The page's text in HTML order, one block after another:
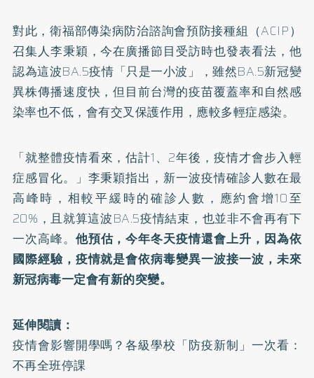
對此，衛福部傳染病防治諮詢會預防接種組（ACIP）
召集人李秉穎，今在廣播節目受訪時也發表看法，他
認為這波BA.5疫情「只是一小波」，雖然BA.5新冠變
異株傳播速度快，但目前台灣的疫苗覆蓋率和自然感
染率也不低，會有交叉保護作用，應較多輕症感染。
「就整體疫情看來，估計1、2年後，疫情才會步入輕
症感冒化。」李秉穎指出，新一波疫情確診人數在最
高峰時，相較平緩時的確診人數，應約會增10至
20%，且就算這波BA.5疫情結束，也並非不會再有下
一次高峰。 他預估，今年冬天疫情還會上升，因為依
國際經驗，疫情就是會依病毒變異一波接一波，未來
新冠病毒一定會有新的突變。
延伸閱讀：
疫情會影響開學嗎？各級學校「防疫新制」一次看：
不再全班停課